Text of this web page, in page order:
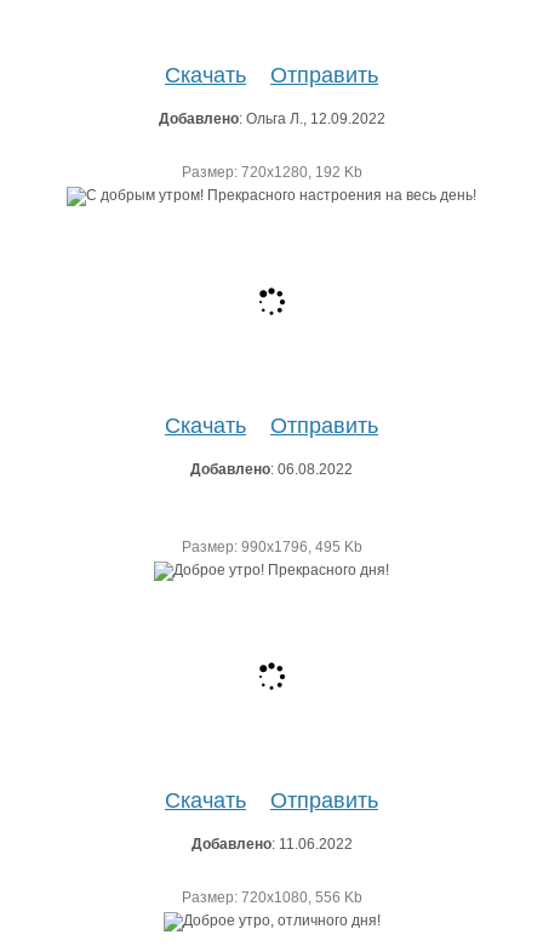
Скачать Отправить
Добавлено: Ольга Л., 12.09.2022
Размер: 720х1280, 192 Kb
Скачать Отправить
Добавлено: 06.08.2022
Размер: 990х1796, 495 Kb
Скачать Отправить
Добавлено: 11.06.2022
Размер: 720х1080, 556 Kb